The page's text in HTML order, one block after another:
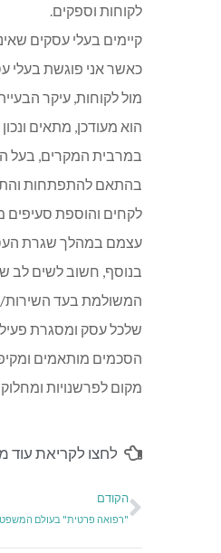
לקוחות וספקים.
קיימים בעלי עסקים
כאשר אני פוגשת בעלי
מול לקוחות, עיקר
הוא מעודכן, מתאים
במרבית המקרים, בעל
בהתאם להתפתחות
לקחים והוספת סעיפים
עצמם במהלך שגרת
בנוסף, חשוב לשים לב
המשולמת בעד השירות/
שלכל עסק ומסגרת
הסכמים מותאמים
מקום לפרשנויות
לחצו לקריאת עוד
הקודם
"רפואה פרטית" בעולם המשפט-